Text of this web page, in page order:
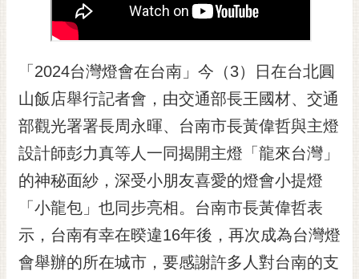
覽
訂
閱
RSS
訂
電
子
報
「2024台灣燈會在台南」今（3）日在台北圓
山飯店舉行記者會，由交通部長王國材、交通
部觀光署署長周永暉、台南市長黃偉哲與主燈
設計師彭力真等人一同揭開主燈「龍來台灣」
的神秘面紗，深受小朋友喜愛的燈會小提燈
「小龍包」也同步亮相。台南市長黃偉哲表
示，台南有幸在暌違16年後，再次成為台灣燈
會舉辦的所在城市，要感謝許多人對台南的支